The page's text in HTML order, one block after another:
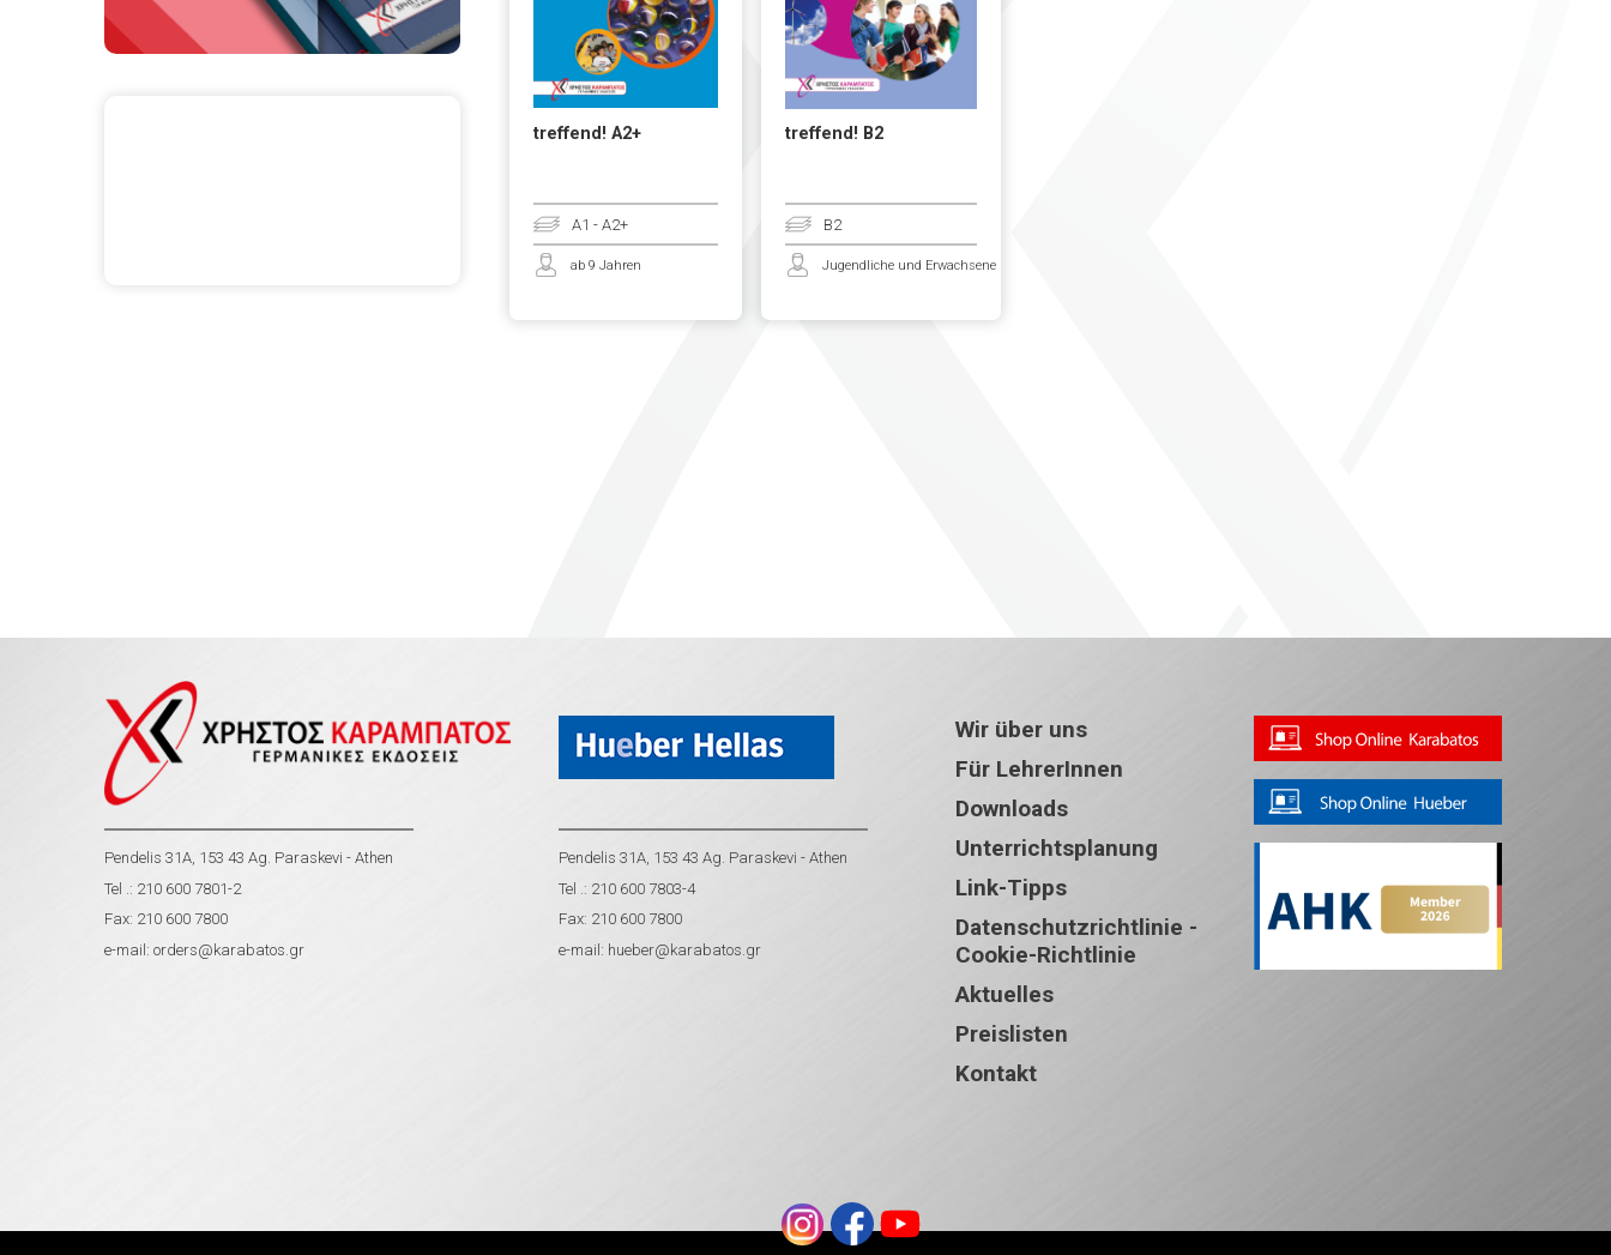
treffend! A2+
A1 - A2+
ab 9 Jahren
treffend! B2
B2
Jugendliche und Erwachsene
Pendelis 31A, 153 43 Ag. Paraskevi - Athen
Tel .: 210 600 7801-2
Fax: 210 600 7800
e-mail: orders@karabatos.gr
Pendelis 31A, 153 43 Ag. Paraskevi - Athen
Tel .: 210 600 7803-4
Fax: 210 600 7800
e-mail: hueber@karabatos.gr
Wir über uns
Für LehrerInnen
Downloads
Unterrichtsplanung
Link-Tipps
Datenschutzrichtlinie -
Cookie-Richtlinie
Aktuelles
Preislisten
Kontakt